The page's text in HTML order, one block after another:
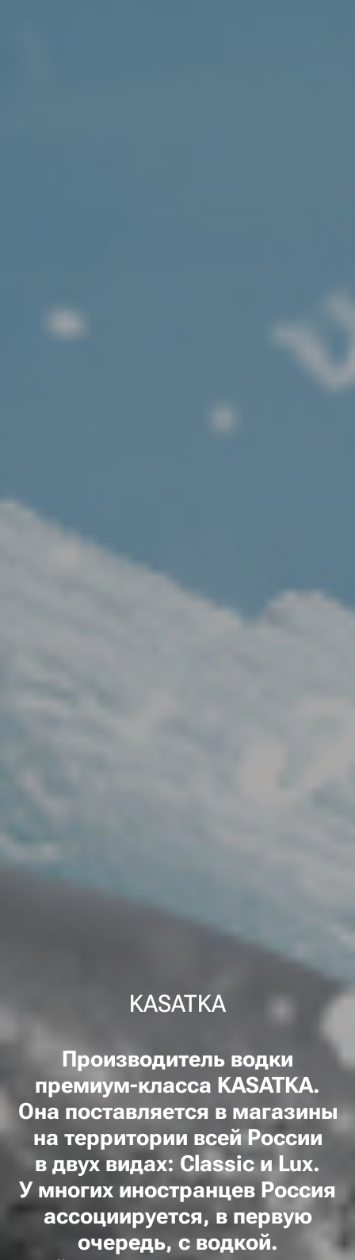
KASATKA
Производитель водки
премиум-класса KASATKA.
Она поставляется в магазины
на территории всей России
в двух видах: Classic и Lux.
У многих иностранцев Россия
ассоциируется, в первую
очередь, с водкой.